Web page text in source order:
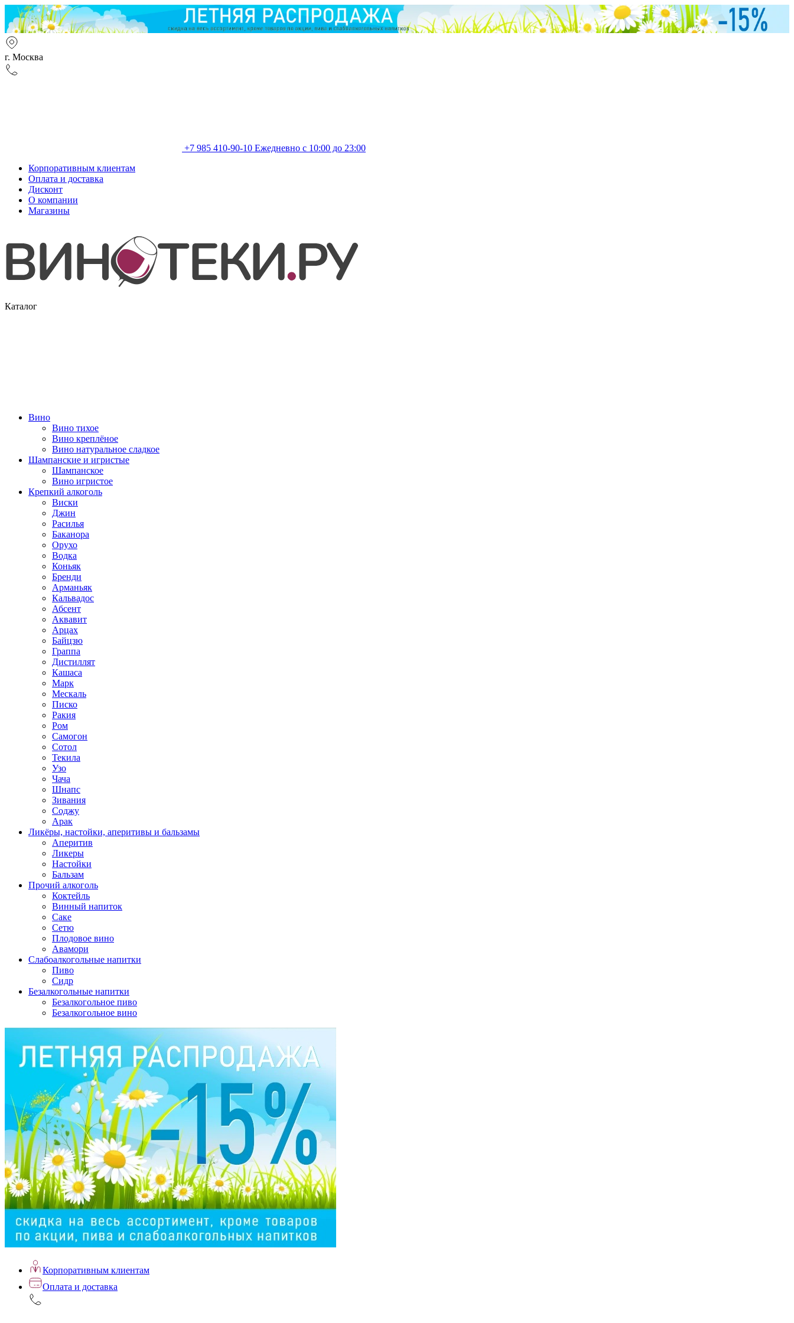
г. Москва
+7 985 410-90-10 Ежедневно с 10:00 до 23:00
Корпоративным клиентам
Оплата и доставка
Дисконт
О компании
Магазины
Каталог
Вино
Вино тихое
Вино креплёное
Вино натуральное сладкое
Шампанские и игристые
Шампанское
Вино игристое
Крепкий алкоголь
Виски
Джин
Расилья
Баканора
Орухо
Водка
Коньяк
Бренди
Арманьяк
Кальвадос
Абсент
Аквавит
Арцах
Байцзю
Граппа
Дистиллят
Кашаса
Марк
Мескаль
Писко
Ракия
Ром
Самогон
Сотол
Текила
Узо
Чача
Шнапс
Зивания
Соджу
Арак
Ликёры, настойки, аперитивы и бальзамы
Аперитив
Ликеры
Настойки
Бальзам
Прочий алкоголь
Коктейль
Винный напиток
Саке
Сетю
Плодовое вино
Авамори
Слабоалкогольные напитки
Пиво
Сидр
Безалкогольные напитки
Безалкогольное пиво
Безалкогольное вино
Корпоративным клиентам
Оплата и доставка